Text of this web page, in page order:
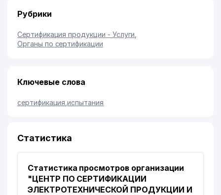
Рубрики
Сертификация продукции - Услуги
Органы по сертификации
Ключевые слова
сертификация ,испытания
Статистика
Статистика просмотров организации
"ЦЕНТР ПО СЕРТИФИКАЦИИ
ЭЛЕКТРОТЕХНИЧЕСКОЙ ПРОДУКЦИИ И